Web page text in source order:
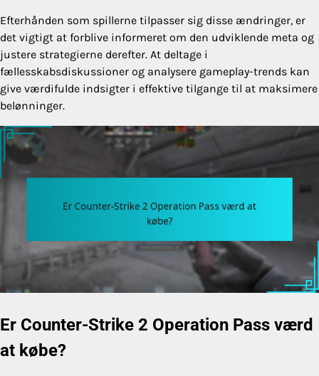
Efterhånden som spillerne tilpasser sig disse ændringer, er
det vigtigt at forblive informeret om den udviklende meta og
justere strategierne derefter. At deltage i
fællesskabsdiskussioner og analysere gameplay-trends kan
give værdifulde indsigter i effektive tilgange til at maksimere
belønninger.
Er Counter-Strike 2 Operation Pass værd
at købe?